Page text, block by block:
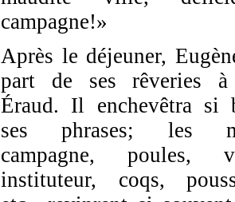
campagne!»
Après le déjeuner,
part de ses rêveries
Éraud. Il enchevêtra si
ses phrases; les
campagne, poules,
instituteur, coqs,